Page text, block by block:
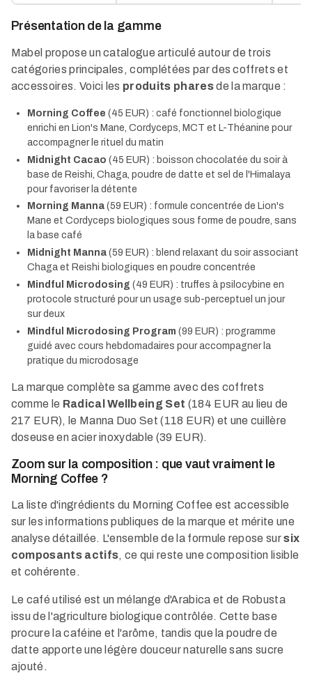
Présentation de la gamme
Mabel propose un catalogue articulé autour de trois
catégories principales, complétées par des coffrets et
accessoires. Voici les produits pharesde la marque :
Morning Coffee (45 EUR) : café fonctionnel biologique
enrichi en Lion's Mane, Cordyceps, MCT et L-Théanine pour
accompagner le rituel du matin
Midnight Cacao (45 EUR) : boisson chocolatée du soir à
base de Reishi, Chaga, poudre de datte et sel de l'Himalaya
pour favoriser la détente
Morning Manna (59 EUR) : formule concentrée de Lion's
Mane et Cordyceps biologiques sous forme de poudre, sans
la base café
Midnight Manna (59 EUR) : blend relaxant du soir associant
Chaga et Reishi biologiques en poudre concentrée
Mindful Microdosing (49 EUR) : truffes à psilocybine en
protocole structuré pour un usage sub-perceptuel un jour
sur deux
Mindful Microdosing Program (99 EUR) : programme
guidé avec cours hebdomadaires pour accompagner la
pratique du microdosage
La marque complète sa gamme avec des coffrets
comme le Radical Wellbeing Set (184 EUR au lieu de
217 EUR), le Manna Duo Set (118 EUR) et une cuillère
doseuse en acier inoxydable (39 EUR).
Zoom sur la composition : que vaut vraiment le
Morning Coffee ?
La liste d'ingrédients du Morning Coffee est accessible
sur les informations publiques de la marque et mérite une
analyse détaillée. L'ensemble de la formule repose sursix
composants actifs, ce qui reste une composition lisible
et cohérente.
Le café utilisé est un mélange d'Arabica et de Robusta
issu de l'agriculture biologique contrôlée. Cette base
procure la caféine et l'arôme, tandis que la poudre de
datte apporte une légère douceur naturelle sans sucre
ajouté.